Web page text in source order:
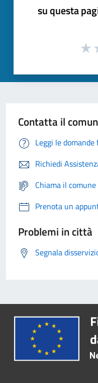
su questa
Contatta il
Leggi le
Richiedi
Chiama il
Prenota un
Problemi in città
Segnala